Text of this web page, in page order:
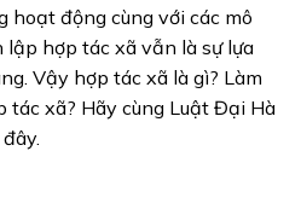
hoạt động cùng với các mô
hợp tác xã vẫn là sự lựa
Vậy hợp tác xã là gì? Làm
xã? Hãy cùng Luật Đại Hà